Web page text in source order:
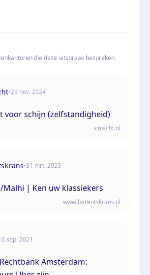
die deze uitspraak bespreken
•25 nov. 2024
voor schijn (zelfstandigheid)
ictrecht.nl
•31 mrt. 2023
Malhi | Ken uw klassiekers
www.barentskrans.nl
sep. 2021
Amsterdam: